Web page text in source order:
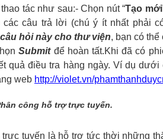
tác như sau:- Chọn nút “Tạo mới
các câu trả lời (chú ý ít nhất phải
hỏi này cho thư viện, bạn có thể
Submit để hoàn tất.Khi đã có
quả điều tra hàng ngày. Ví dụ
web http://violet.vn/
công hỗ trợ trực tuyến.
trực tuyến là hỗ trợ tức thời những